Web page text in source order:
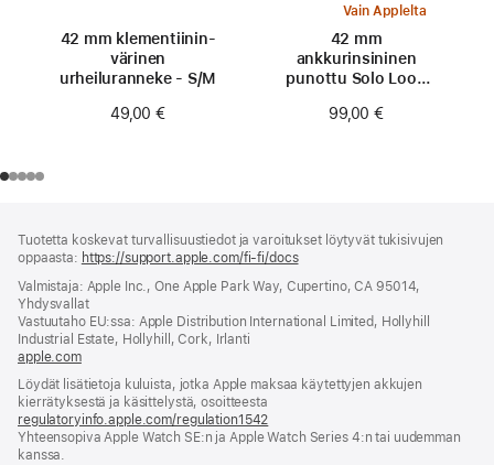
42 mm klementiinin­
värinen
urheiluranneke - S/M
49,00 €
Vain Applelta
42 mm
ankkurinsininen
punottu Solo Loop
99,00 €
Tuotetta koskevat turvallisuustiedot ja varoitukset löytyvät tukisivujen
oppaasta: https://support.apple.com/fi-fi/docs(avautuu
ikkunaan)
Valmistaja: Apple Inc., One Apple Park Way, Cupertino, CA 95014,
Yhdysvallat
Vastuutaho EU:ssa: Apple Distribution International Limited, Hollyhill
Industrial Estate, Hollyhill, Cork, Irlanti
apple.com(avautuu
uuteen
ikkunaan)
Löydät lisätietoja kuluista, jotka Apple maksaa käytettyjen akkujen
kierrätyksestä ja käsittelystä, osoitteesta
regulatoryinfo.apple.com/regulation1542
uuteen
Yhteensopiva Apple Watch SE:n ja Apple Watch Series 4:n tai uudemman
kanssa.